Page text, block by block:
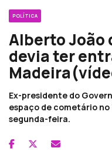
POLÍTICA
Alberto João
devia ter
Ex-presidente do
espaço de cometário
segunda-feira.